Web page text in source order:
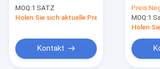
Tragbarer Tintenstrahl-Drucker
Großer Charakter-Tintenstrahl-Drucker
Barcode-Drucker
Druckmaschinen-
MOQ:1 SATZ
Holen Sie sich aktuelle Preis
Kontakt
B3020
Preis:
MOQ:1
Holen